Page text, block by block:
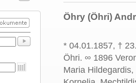
Öhry (Öhri)
* 04.01.1857, †
Öhri. ∞ 1896
Maria